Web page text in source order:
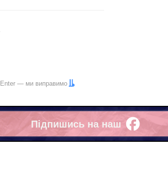
Enter — ми виправимо
Підпишись на наш
Facebook